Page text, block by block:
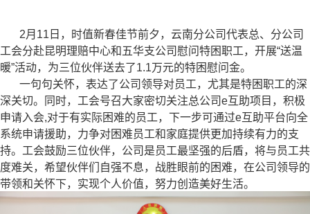
2月11日，时值新春佳节前夕，云南分公司代表总、分公司
工会分赴昆明理赔中心和五华支公司慰问特困职工，开展“送温
暖”活动，为三位伙伴送去了1.1万元的特困慰问金。
一句句关怀，表达了公司领导对员工，尤其是特困职工的深
深关切。同时，工会号召大家密切关注总公司e互助项目，积极
申请入会,对于有实际困难的员工，下一步可通过e互助平台向全
系统申请援助，力争对困难员工和家庭提供更加持续有力的支
持。工会鼓励三位伙伴，公司是员工最坚强的后盾，将与员工共
度难关，希望伙伴们自强不息，战胜眼前的困难，在公司领导的
带领和关怀下，实现个人价值，努力创造美好生活。